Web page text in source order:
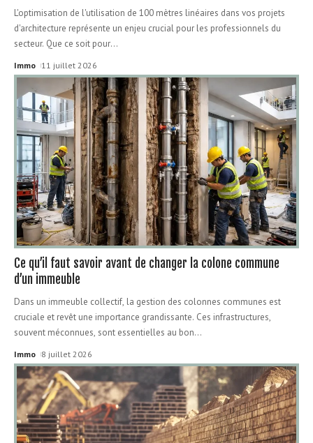
L'optimisation de l'utilisation de 100 mètres linéaires dans vos projets
d'architecture représente un enjeu crucial pour les professionnels du
secteur. Que ce soit pour…
Immo 11 juillet 2026
Ce qu’il faut savoir avant de changer la colone commune
d’un immeuble
Dans un immeuble collectif, la gestion des colonnes communes est
cruciale et revêt une importance grandissante. Ces infrastructures,
souvent méconnues, sont essentielles au bon…
Immo 8 juillet 2026